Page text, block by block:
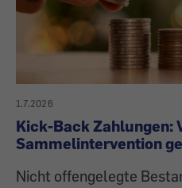
1.7.2026
Kick-Back Zahlungen:
Sammelintervention
Nicht offengelegte